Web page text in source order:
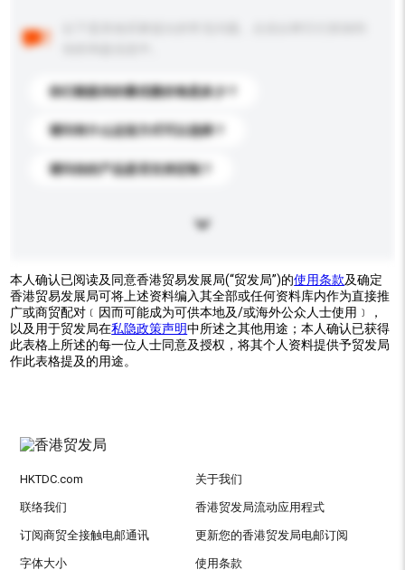
你们能提供的最优惠价格是多少？
请问有什么运送方式可以选择？
请问你的产品是否支持定制？
本人确认已阅读及同意香港贸易发展局(“贸发局”)的使用条款及确定
香港贸易发展局可将上述资料编入其全部或任何资料库内作为直接推
广或商贸配对﹝因而可能成为可供本地及/或海外公众人士使用﹞，
以及用于贸发局在私隐政策声明中所述之其他用途；本人确认已获得
此表格上所述的每一位人士同意及授权，将其个人资料提供予贸发局
作此表格提及的用途。
HKTDC.com 关于我们
联络我们 香港贸发局流动应用程式
订阅商贸全接触电邮通讯 更新您的香港贸发局电邮订阅
字体大小 使用条款